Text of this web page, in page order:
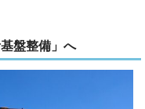
盤整備」へ